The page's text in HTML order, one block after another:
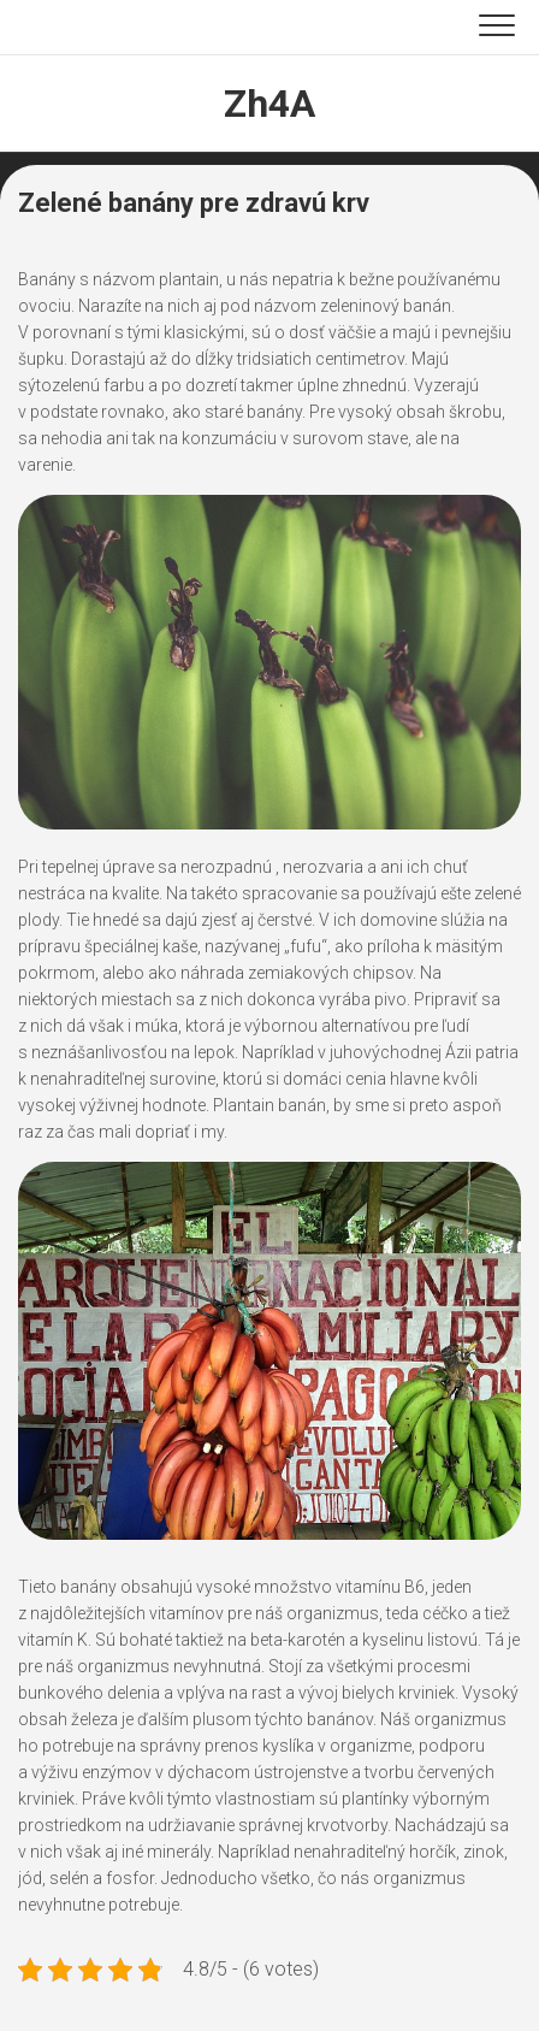
Zh4A
Zelené banány pre zdravú krv
Banány s názvom plantain, u nás nepatria k bežne používanému
ovociu. Narazíte na nich aj pod názvom zeleninový banán.
V porovnaní s tými klasickými, sú o dosť väčšie a majú i pevnejšiu
šupku. Dorastajú až do dĺžky tridsiatich centimetrov. Majú
sýtozelenú farbu a po dozretí takmer úplne zhnednú. Vyzerajú
v podstate rovnako, ako staré banány. Pre vysoký obsah škrobu,
sa nehodia ani tak na konzumáciu v surovom stave, ale na
varenie.
Pri tepelnej úprave sa nerozpadnú , nerozvaria a ani ich chuť
nestráca na kvalite. Na takéto spracovanie sa používajú ešte zelené
plody. Tie hnedé sa dajú zjesť aj čerstvé. V ich domovine slúžia na
prípravu špeciálnej kaše, nazývanej „fufu“, ako príloha k mäsitým
pokrmom, alebo ako náhrada zemiakových chipsov. Na
niektorých miestach sa z nich dokonca vyrába pivo. Pripraviť sa
z nich dá však i múka, ktorá je výbornou alternatívou pre ľudí
s neznášanlivosťou na lepok. Napríklad v juhovýchodnej Ázii patria
k nenahraditeľnej surovine, ktorú si domáci cenia hlavne kvôli
vysokej výživnej hodnote. Plantain banán, by sme si preto aspoň
raz za čas mali dopriať i my.
Tieto banány obsahujú vysoké množstvo vitamínu B6, jeden
z najdôležitejších vitamínov pre náš organizmus, teda céčko a tiež
vitamín K. Sú bohaté taktiež na beta-karotén a kyselinu listovú. Tá je
pre náš organizmus nevyhnutná. Stojí za všetkými procesmi
bunkového delenia a vplýva na rast a vývoj bielych krviniek. Vysoký
obsah železa je ďalším plusom týchto banánov. Náš organizmus
ho potrebuje na správny prenos kyslíka v organizme, podporu
a výživu enzýmov v dýchacom ústrojenstve a tvorbu červených
krviniek. Práve kvôli týmto vlastnostiam sú plantínky výborným
prostriedkom na udržiavanie správnej krvotvorby. Nachádzajú sa
v nich však aj iné minerály. Napríklad nenahraditeľný horčík, zinok,
jód, selén a fosfor. Jednoducho všetko, čo nás organizmus
nevyhnutne potrebuje.
4.8/5 - (6 votes)